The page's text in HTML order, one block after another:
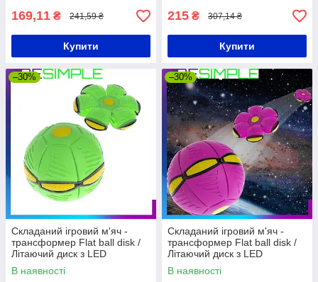
169,11 ₴ 241,59 ₴
Купити
215 ₴ 307,14 ₴
Купити
–30%
Складаний ігровий м'яч -
трансформер Flat ball disk /
Літаючий диск з LED
підсвічуванням Зелений
В наявності
–30%
Складаний ігровий м'яч -
трансформер Flat ball disk /
Літаючий диск з LED
підсвічуванням Фіолетовий
В наявності